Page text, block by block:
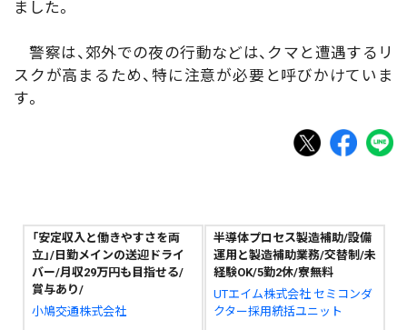
ました。
警察は、郊外での夜の行動などは、クマと遭遇するリ
スクが高まるため、特に注意が必要と呼びかけていま
す。
「安定収入と働きやすさを両
立」/日勤メインの送迎ドライ
バー/月収29万円も目指せる/
賞与あり/
小鳩交通株式会社
半導体プロセス製造補助/設備
運用と製造補助業務/交替制/未
経験OK/5勤2休/寮無料
UTエイム株式会社 セミコンダ
クター採用統括ユニット